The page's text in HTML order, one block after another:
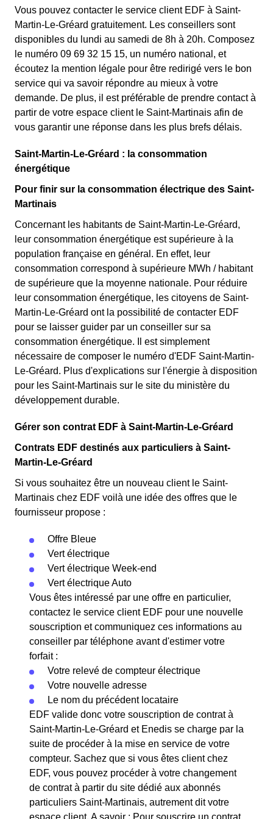
Vous pouvez contacter le service client EDF à Saint-
Martin-Le-Gréard gratuitement. Les conseillers sont
disponibles du lundi au samedi de 8h à 20h. Composez
le numéro 09 69 32 15 15, un numéro national, et
écoutez la mention légale pour être redirigé vers le bon
service qui va savoir répondre au mieux à votre
demande. De plus, il est préférable de prendre contact à
partir de votre espace client le Saint-Martinais afin de
vous garantir une réponse dans les plus brefs délais.
Saint-Martin-Le-Gréard : la consommation
énergétique
Pour finir sur la consommation électrique des Saint-
Martinais
Concernant les habitants de Saint-Martin-Le-Gréard,
leur consommation énergétique est supérieure à la
population française en général. En effet, leur
consommation correspond à supérieure MWh / habitant
de supérieure que la moyenne nationale. Pour réduire
leur consommation énergétique, les citoyens de Saint-
Martin-Le-Gréard ont la possibilité de contacter EDF
pour se laisser guider par un conseiller sur sa
consommation énergétique. Il est simplement
nécessaire de composer le numéro d'EDF Saint-Martin-
Le-Gréard. Plus d'explications sur l'énergie à disposition
pour les Saint-Martinais sur le site du ministère du
développement durable.
Gérer son contrat EDF à Saint-Martin-Le-Gréard
Contrats EDF destinés aux particuliers à Saint-
Martin-Le-Gréard
Si vous souhaitez être un nouveau client le Saint-
Martinais chez EDF voilà une idée des offres que le
fournisseur propose :
Offre Bleue
Vert électrique
Vert électrique Week-end
Vert électrique Auto
Vous êtes intéressé par une offre en particulier,
contactez le service client EDF pour une nouvelle
souscription et communiquez ces informations au
conseiller par téléphone avant d'estimer votre
forfait :
Votre relevé de compteur électrique
Votre nouvelle adresse
Le nom du précédent locataire
EDF valide donc votre souscription de contrat à
Saint-Martin-Le-Gréard et Enedis se charge par la
suite de procéder à la mise en service de votre
compteur. Sachez que si vous êtes client chez
EDF, vous pouvez procéder à votre changement
de contrat à partir du site dédié aux abonnés
particuliers Saint-Martinais, autrement dit votre
espace client. A savoir : Pour souscrire un contrat